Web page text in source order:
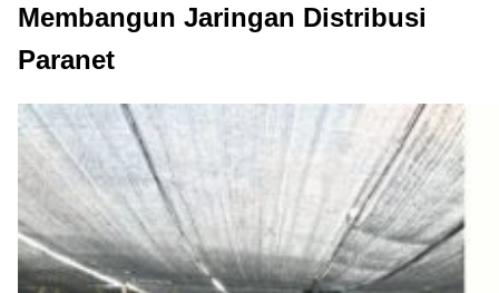
Membangun Jaringan Distribusi
Paranet